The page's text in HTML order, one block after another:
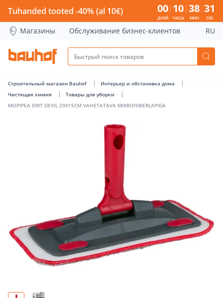
MOPIPEA DIRT DEVIL 29X15CM VAHETATAVA
Tuhanded tooted -40% (al 10€) 00
ДНЕЙ
10
ЧАСЫ
38
МИН
30
СЕК
Магазины Обслуживание бизнес-клиентов RU
Строительный магазин Bauhof
Интерьер и обстановка дома
Чистящая химия
Товары для уборки
MOPIPEA DIRT DEVIL 29X15CM VAHETATAVA MIKROFIIBERLAPIGA